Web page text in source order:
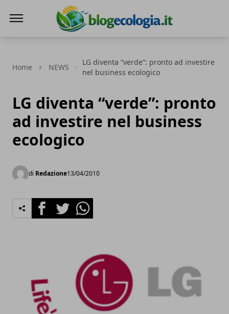
Home NEWS
LG diventa “verde”: pronto ad investire
nel business ecologico
LG diventa “verde”: pronto
ad investire nel business
ecologico
di Redazione13/04/2010
FacebookTwitterWhatsapp